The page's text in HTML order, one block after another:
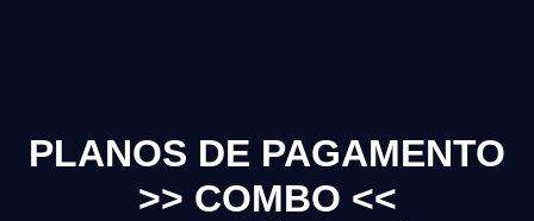
PLANOS DE PAGAMENTO
>> COMBO <<